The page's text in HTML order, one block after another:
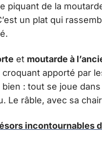
piquant de la
un plat qui
et moutarde à
apporté par
: tout se joue
Le râble, avec sa
incontournables